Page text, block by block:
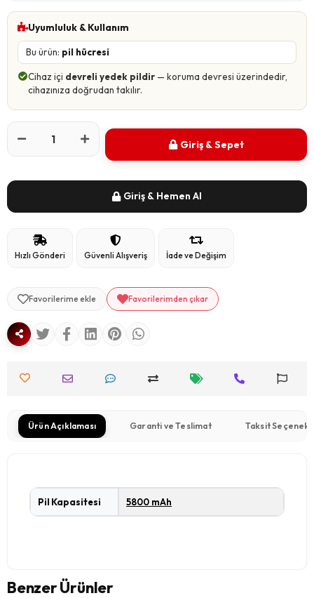
Uyumluluk & Kullanım
Bu ürün: pil hücresi
Cihaz içi devreli yedek pildir — koruma devresi üzerindedir,
cihazınıza doğrudan takılır.
Giriş & Sepet
Giriş & Hemen Al
Hızlı Gönderi Güvenli Alışveriş İade ve Değişim
Favorilerime ekle Favorilerimden çıkar
Ürün Açıklaması Garanti ve Teslimat Taksit
Pil Kapasitesi 5800 mAh
Benzer Ürünler